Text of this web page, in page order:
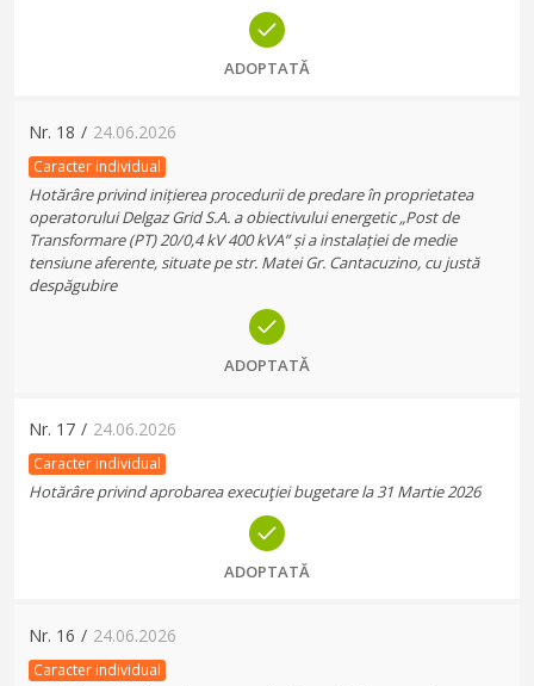
ADOPTATĂ
Nr. 18 / 24.06.2026
Caracter individual
Hotărâre privind inițierea procedurii de predare în proprietatea
operatorului Delgaz Grid S.A. a obiectivului energetic „Post de
Transformare (PT) 20/0,4 kV 400 kVA” și a instalației de medie
tensiune aferente, situate pe str. Matei Gr. Cantacuzino, cu justă
despăgubire
ADOPTATĂ
Nr. 17 / 24.06.2026
Caracter individual
Hotărâre privind aprobarea execuţiei bugetare la 31 Martie 2026
ADOPTATĂ
Nr. 16 / 24.06.2026
Caracter individual